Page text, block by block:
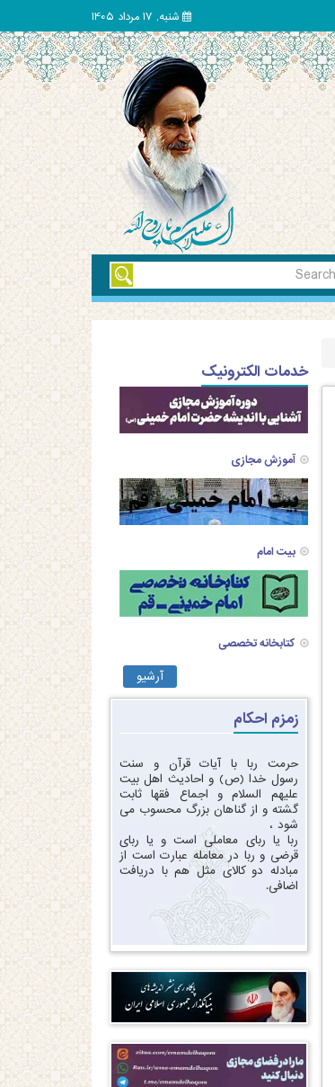
شنبه, 17 مرداد 1405
خدمات الکترونیک
آرشیو
آموزش مجازی
بیت امام
کتابخانه تخصصی
زمزم احکام
حرمت ربا با آیات قرآن و سنت
رسول خدا (ص) و احادیث اهل بیت
علیهم السلام و اجماع فقها ثابت
گشته و از گناهان بزرگ محسوب می
شود ،
ربا یا ربای معاملی است و یا ربای
قرضی و ربا در معامله عبارت است از
مبادله دو کالای مثل هم با دریافت
اضافی.